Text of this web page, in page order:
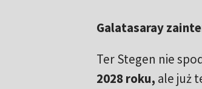
Galatasaray
Ter Stegen nie
2028 roku, ale już